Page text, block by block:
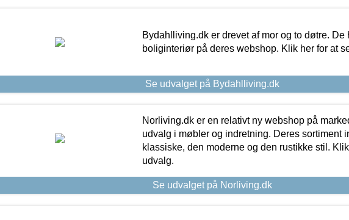
Bydahlliving.dk er drevet af mor og to døtre. De
boliginteriør på deres webshop. Klik her for at
Se udvalget på Bydahlliving.dk
Norliving.dk er en relativt ny webshop på
udvalg i møbler og indretning. Deres sortiment
klassiske, den moderne og den rustikke stil.
udvalg.
Se udvalget på Norliving.dk